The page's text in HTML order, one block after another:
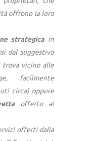
offrono la loro
strategica in
dal suggestivo
trova vicino alle
facilmente
circa) oppure
offerto ai
offerti dalla